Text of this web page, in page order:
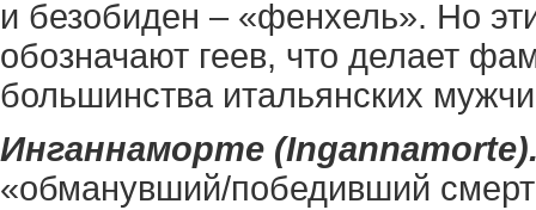
и безобиден – «фенхель». Но
обозначают геев, что делает
большинства итальянских
Инганнаморте
«обманувший/победивший